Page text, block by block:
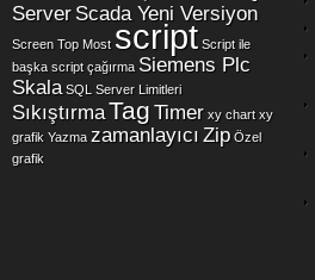
Server Scada Yeni Versiyon
Screen Top Most script Script ile
başka script çağırma Siemens Plc
Skala SQL Server Limitleri
SıkıştırmaTag Timer xy chart xy
grafik Yazma zamanlayıcı Zip Özel
grafik